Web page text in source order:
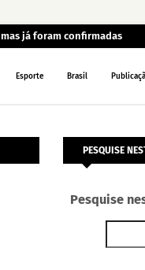
já foram confirmadas
Esporte Brasil
PESQUISE
Pesquise